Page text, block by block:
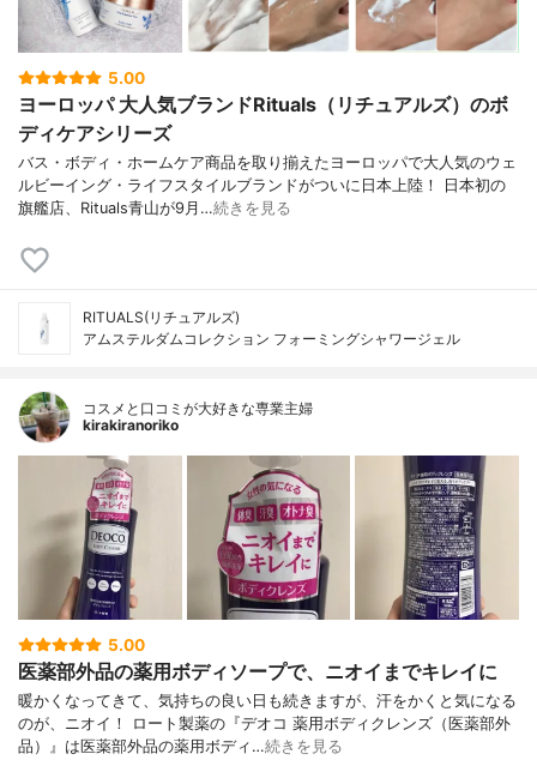
5.00
ヨーロッパ 大人気ブランドRituals（リチュアルズ）のボ
ディケアシリーズ
バス・ボディ・ホームケア商品を取り揃えたヨーロッパで大人気のウェ
ルビーイング・ライフスタイルブランドがついに日本上陸！ 日本初の
旗艦店、Rituals青山が9月…続きを見る
RITUALS(リチュアルズ)
アムステルダムコレクション フォーミングシャワージェル
コスメと口コミが大好きな専業主婦
kirakiranoriko
5.00
医薬部外品の薬用ボディソープで、ニオイまでキレイに
暖かくなってきて、気持ちの良い日も続きますが、汗をかくと気になる
のが、ニオイ！ ロート製薬の『デオコ 薬用ボディクレンズ（医薬部外
品）』は医薬部外品の薬用ボディ…続きを見る